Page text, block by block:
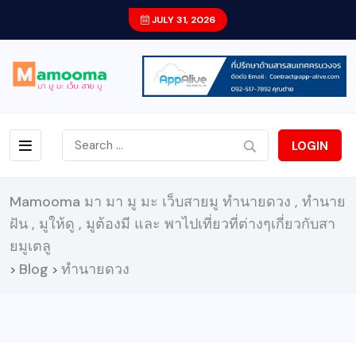
JULY 31, 2026
LOGIN
Mamooma มา มา มู มะ เว็บสายมู ทำนายดวง , ทำนาย
ฝัน , มูให้ดู , มูต้องมี และ พาไปเที่ยวที่ต่างๆเกี่ยวกับสา
ยมูเตลู
> Blog > ทำนายดวง